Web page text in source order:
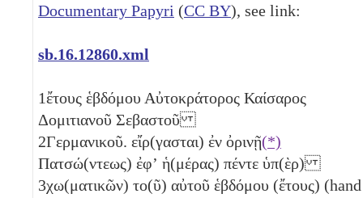
Documentary Papyri (CC BY), see link:
sb.16.12860.xml
1ἔτους ἑβδόμου Αὐτοκράτορος Καίσαρος
Δομιτιανοῦ Σεβαστοῦ
2Γερμανικοῦ. εἴρ(γασται) ἐν ὀρινῇ(*)
Πατσώ(ντεως) ἐφʼ ἡ(μέρας) πέντε ὑπ(ὲρ)
3χω(ματικῶν) το(ῦ) αὐτοῦ ἑβδόμου (ἔτους) (hand